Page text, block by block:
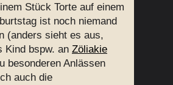
Stück Torte auf einem
ist noch niemand
(anders sieht es aus,
Kind bspw. an Zöliakie
besonderen Anlässen
auch die